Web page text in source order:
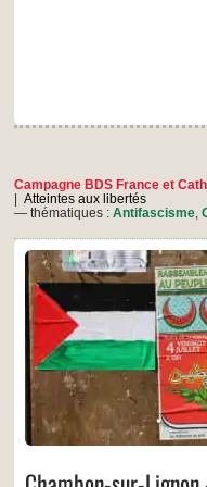
Campagne BDS France et
Atteintes aux libertés
— thématiques :Antifascisme ,
Vendredi 4 juillet, le
Loire a appelé à un
au peuple palestinien
Ce rassemblement s’est
de Haute Loire sous
par des militants de la
Désinvestissement